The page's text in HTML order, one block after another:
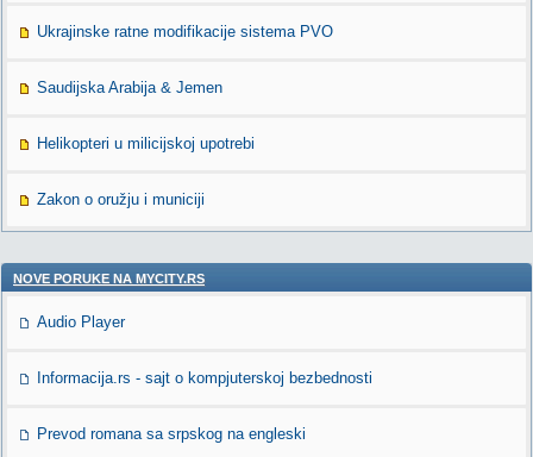
Ukrajinske ratne modifikacije sistema PVO
Saudijska Arabija & Jemen
Helikopteri u milicijskoj upotrebi
Zakon o oružju i municiji
NOVE PORUKE NA MYCITY.RS
Audio Player
Informacija.rs - sajt o kompjuterskoj bezbednosti
Prevod romana sa srpskog na engleski